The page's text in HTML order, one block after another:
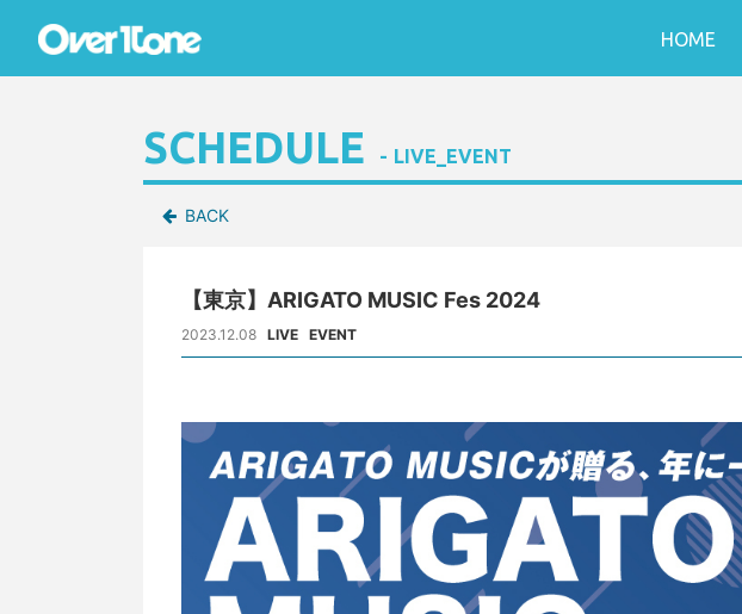
HOME
SCHEDULE LIVE_EVENT
BACK
【東京】ARIGATO MUSIC Fes 2024
2023.12.08 LIVE EVENT